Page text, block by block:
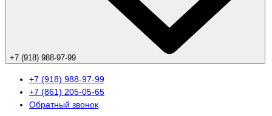
+7 (918) 988-97-99
+7 (918) 988-97-99
+7 (861) 205-05-65
Обратный звонок